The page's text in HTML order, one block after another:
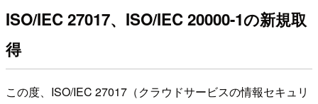
ISO/IEC 27017、ISO/IEC 20000-1の新規取
得
この度、ISO/IEC 27017（クラウドサービスの情報セキュリ